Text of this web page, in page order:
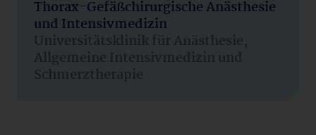
Thorax-Gefäßchirurgische Anästhesie
und Intensivmedizin
Universitätsklinik für Anästhesie,
Allgemeine Intensivmedizin und
Schmerztherapie